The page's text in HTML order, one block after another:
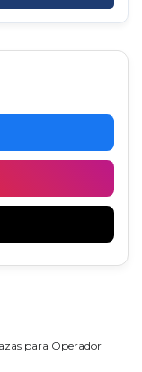
para Operador